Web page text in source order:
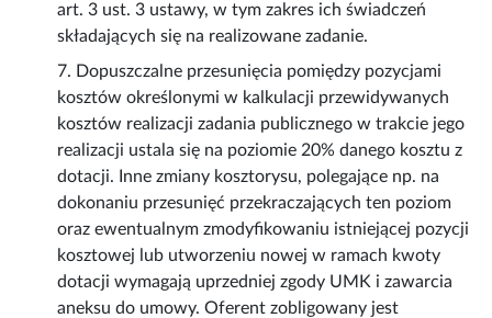
art. 3 ust. 3 ustawy, w tym zakres ich świadczeń
składających się na realizowane zadanie.
7. Dopuszczalne przesunięcia pomiędzy pozycjami
kosztów określonymi w kalkulacji przewidywanych
kosztów realizacji zadania publicznego w trakcie jego
realizacji ustala się na poziomie 20% danego kosztu z
dotacji. Inne zmiany kosztorysu, polegające np. na
dokonaniu przesunięć przekraczających ten poziom
oraz ewentualnym zmodyfikowaniu istniejącej pozycji
kosztowej lub utworzeniu nowej w ramach kwoty
dotacji wymagają uprzedniej zgody UMK i zawarcia
aneksu do umowy. Oferent zobligowany jest